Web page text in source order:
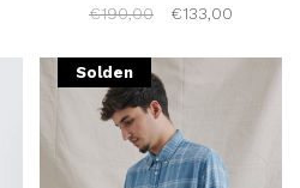
€190,00 €133,00
Solden